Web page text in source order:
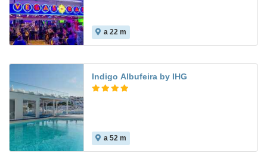
a 22 m
Indigo Albufeira by IHG
a 52 m